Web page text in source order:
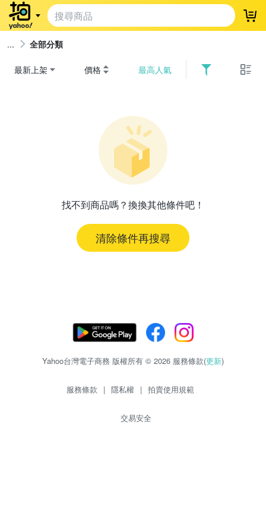
登
全部分類
最新上架 價格 最高人氣
找不到商品嗎？換換其他條件吧！
清除條件再搜尋
Yahoo台灣電子商務 版權所有 © 2026 服務條款(更新)
服務條款 | 隱私權 | 拍賣使用規範
交易安全